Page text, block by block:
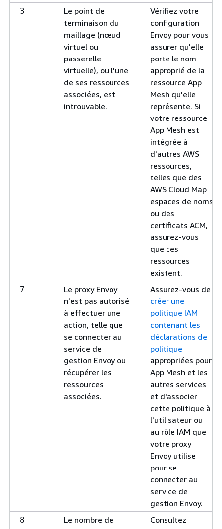
3
Le point de
terminaison du
maillage (nœud
virtuel ou
passerelle
virtuelle), ou l'une
de ses ressources
associées, est
introuvable.
Vérifiez votre
configuration
Envoy pour vous
assurer qu'elle
porte le nom
approprié de la
ressource App
Mesh qu'elle
représente. Si
votre ressource
App Mesh est
intégrée à
d'autres AWS
ressources,
telles que des
AWS Cloud Map
espaces de noms
ou des
certificats ACM,
assurez-vous
que ces
ressources
existent.
7
Le proxy Envoy
n'est pas autorisé
à effectuer une
action, telle que
se connecter au
service de
gestion Envoy ou
récupérer les
ressources
associées.
Assurez-vous de
créer une
politique IAM
contenant les
déclarations de
politique
appropriées pour
App Mesh et les
autres services
et d'associer
cette politique à
l'utilisateur ou
au rôle IAM que
votre proxy
Envoy utilise
pour se
connecter au
service de
gestion Envoy.
8
Le nombre de
Consultez